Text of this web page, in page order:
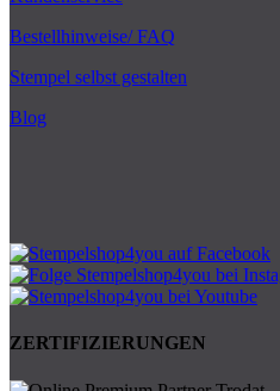
Bestellhinweise/ FAQ
Stempel selbst gestalten
Blog
ZERTIFIZIERUNGEN